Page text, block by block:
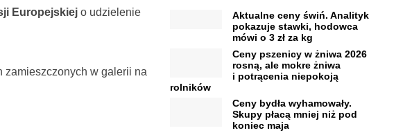
Europejskiejo udzielenie
zamieszczonych w galerii na
Aktualne ceny świń. Analityk
pokazuje stawki, hodowca
mówi o 3 zł za kg
Ceny pszenicy w żniwa 2026
rosną, ale mokre żniwa
i potrącenia niepokoją
rolników
Ceny bydła wyhamowały.
Skupy płacą mniej niż pod
koniec maja